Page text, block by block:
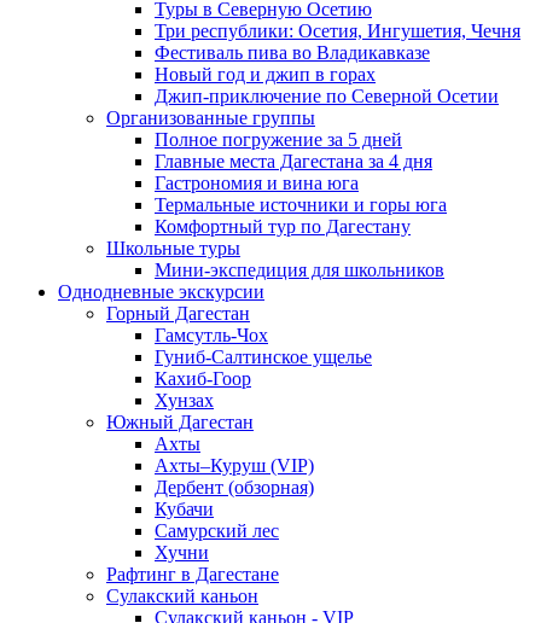
Туры в Северную Осетию
Три республики: Осетия, Ингушетия, Чечня
Фестиваль пива во Владикавказе
Новый год и джип в горах
Джип-приключение по Северной Осетии
Организованные группы
Полное погружение за 5 дней
Главные места Дагестана за 4 дня
Гастрономия и вина юга
Термальные источники и горы юга
Комфортный тур по Дагестану
Школьные туры
Мини-экспедиция для школьников
Однодневные экскурсии
Горный Дагестан
Гамсутль-Чох
Гуниб-Салтинское ущелье
Кахиб-Гоор
Хунзах
Южный Дагестан
Ахты
Ахты–Куруш (VIP)
Дербент (обзорная)
Кубачи
Самурский лес
Хучни
Рафтинг в Дагестане
Сулакский каньон
Сулакский каньон - VIP